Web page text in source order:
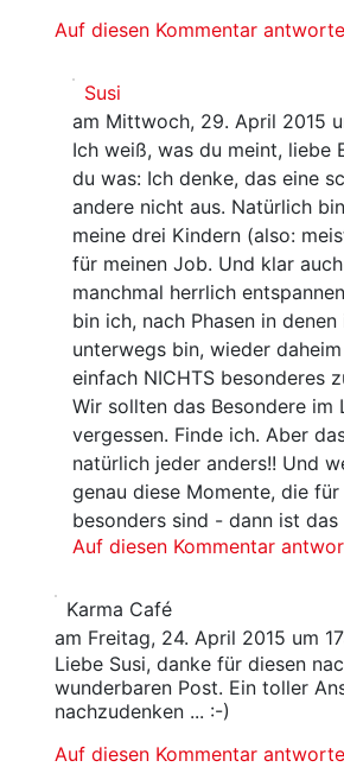
Auf diesen Kommentar
Susi
am Mittwoch, 29. April 2015
Ich weiß, was du meint, liebe
du was: Ich denke, das eine
andere nicht aus. Natürlich
meine drei Kindern (also:
für meinen Job. Und klar
manchmal herrlich
bin ich, nach Phasen in denen
unterwegs bin, wieder
einfach NICHTS besonderes
Wir sollten das Besondere im
vergessen. Finde ich. Aber
natürlich jeder anders!! Und
genau diese Momente, die
besonders sind - dann ist das
Auf diesen Kommentar
Karma Café
am Freitag, 24. April 2015 um
Liebe Susi, danke für diesen
wunderbaren Post. Ein toller
nachzudenken ... :-)
Auf diesen Kommentar